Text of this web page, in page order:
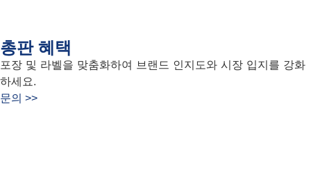
총판 혜택
포장 및 라벨을 맞춤화하여 브랜드 인지도와 시장 입지를 강화
하세요.
문의 >>